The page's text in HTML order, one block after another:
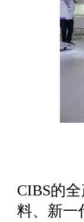
CIBS的
料、新一